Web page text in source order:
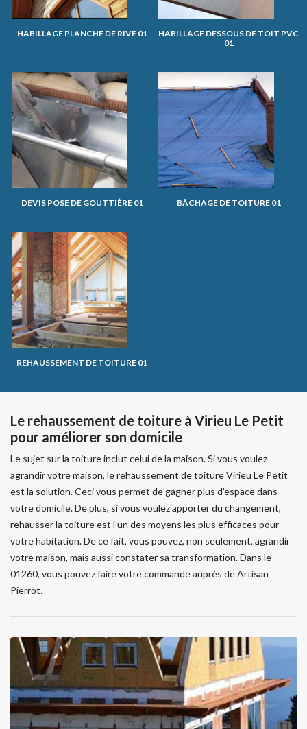
HABILLAGE PLANCHE DE RIVE 01
HABILLAGE DESSOUS DE TOIT PVC
01
DEVIS POSE DE GOUTTIÈRE 01 BÂCHAGE DE TOITURE 01
REHAUSSEMENT DE TOITURE 01
Le rehaussement de toiture à Virieu Le Petit
pour améliorer son domicile
Le sujet sur la toiture inclut celui de la maison. Si vous voulez
agrandir votre maison, le rehaussement de toiture Virieu Le Petit
est la solution. Ceci vous permet de gagner plus d’espace dans
votre domicile. De plus, si vous voulez apporter du changement,
rehausser la toiture est l’un des moyens les plus efficaces pour
votre habitation. De ce fait, vous pouvez, non seulement, agrandir
votre maison, mais aussi constater sa transformation. Dans le
01260, vous pouvez faire votre commande auprès de Artisan
Pierrot.